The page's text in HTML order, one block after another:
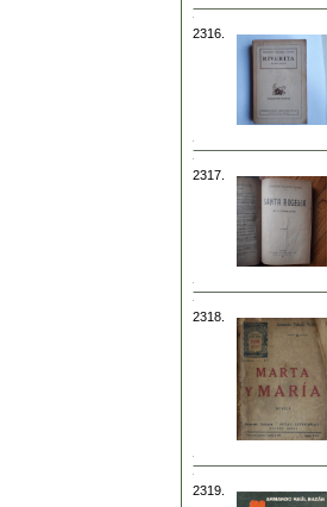
2316.
2317.
2318.
2319.